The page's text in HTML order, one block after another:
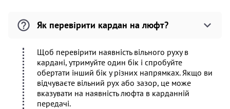
Як перевірити кардан на люфт?
Щоб перевірити наявність вільного руху в
кардані, утримуйте один бік і спробуйте
обертати інший бік у різних напрямках. Якщо ви
відчуваєте вільний рух або зазор, це може
вказувати на наявність люфта в карданній
передачі.